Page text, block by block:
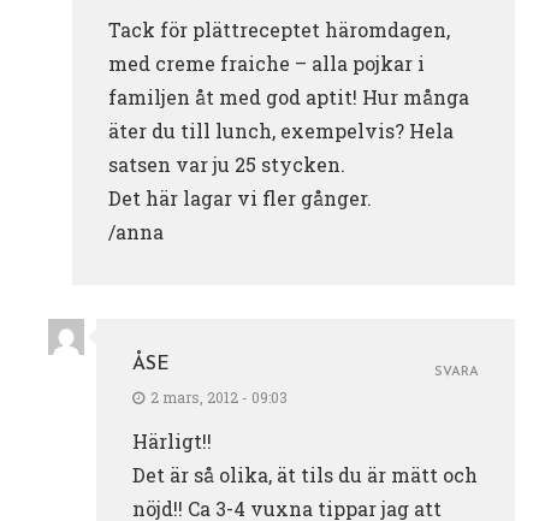
Tack för plättreceptet häromdagen,
med creme fraiche – alla pojkar i
familjen åt med god aptit! Hur många
äter du till lunch, exempelvis? Hela
satsen var ju 25 stycken.
Det här lagar vi fler gånger.
/anna
ÅSE
2 mars, 2012 - 09:03
Härligt!!
Det är så olika, ät tils du är mätt och
nöjd!! Ca 3-4 vuxna tippar jag att
SVARA